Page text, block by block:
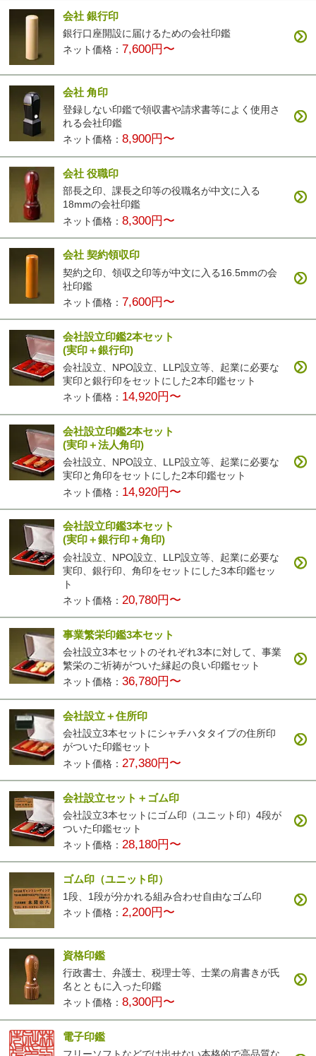
会社 銀行印
銀行口座開設に届けるための会社印鑑
ネット価格： 7,600円〜
会社 角印
登録しない印鑑で領収書や請求書等によく使用さ
れる会社印鑑
ネット価格：8,900円〜
会社 役職印
部長之印、課長之印等の役職名が中文に入る
18mmの会社印鑑
ネット価格：8,300円〜
会社 契約領収印
契約之印、領収之印等が中文に入る16.5mmの会
社印鑑
ネット価格： 7,600円〜
会社設立印鑑2本セット
(実印＋銀行印)
会社設立、NPO設立、LLP設立等、起業に必要な
実印と銀行印をセットにした2本印鑑セット
ネット価格： 14,920円〜
会社設立印鑑2本セット
(実印＋法人角印)
会社設立、NPO設立、LLP設立等、起業に必要な
実印と角印をセットにした2本印鑑セット
ネット価格： 14,920円〜
会社設立印鑑3本セット
(実印＋銀行印＋角印)
会社設立、NPO設立、LLP設立等、起業に必要な
実印、銀行印、角印をセットにした3本印鑑セッ
ト
ネット価格： 20,780円〜
事業繁栄印鑑3本セット
会社設立3本セットのそれぞれ3本に対して、事業
繁栄のご祈祷がついた縁起の良い印鑑セット
ネット価格：36,780円〜
会社設立＋住所印
会社設立3本セットにシャチハタタイプの住所印
がついた印鑑セット
ネット価格： 27,380円〜
会社設立セット＋ゴム印
会社設立3本セットにゴム印（ユニット印）4段が
ついた印鑑セット
ネット価格： 28,180円〜
ゴム印（ユニット印）
1段、1段が分かれる組み合わせ自由なゴム印
ネット価格：2,200円〜
資格印鑑
行政書士、弁護士、税理士等、士業の肩書きが氏
名とともに入った印鑑
ネット価格：8,300円〜
電子印鑑